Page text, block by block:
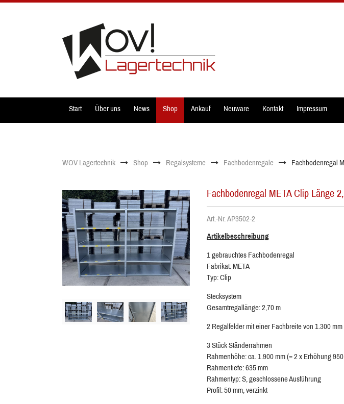
Start Über uns News Shop Ankauf Neuware Kontakt Impressum
WOV Lagertechnik Shop Regalsysteme Fachbodenregale Fachbodenregal
Fachbodenregal META Clip Länge
Art.-Nr. AP3502-2
Artikelbeschreibung
1 gebrauchtes Fachbodenregal
Fabrikat: META
Typ: Clip
Stecksystem
Gesamtregallänge: 2,70 m
2 Regalfelder mit einer Fachbreite von 1.300 mm
3 Stück Ständerrahmen
Rahmenhöhe: ca. 1.900 mm (= 2 x Erhöhung
Rahmentiefe: 635 mm
Rahmentyp: S, geschlossene Ausführung
Profil: 50 mm, verzinkt